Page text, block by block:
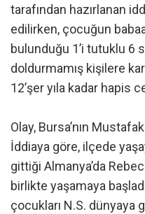
tarafından hazırlanan
edilirken, çocuğun
bulunduğu 1’i tutuklu 6
doldurmamış kişilere
12’şer yıla kadar hapis
Olay, Bursa’nın
İddiaya göre, ilçede
gittiği Almanya’da
birlikte yaşamaya
çocukları N.S. dünyaya